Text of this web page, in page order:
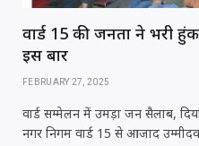
वार्ड 15 की जनता ने भरी
इस बार
FEBRUARY 27, 2025
वार्ड सम्मेलन में उमड़ा जन सैलाब,
नगर निगम वार्ड 15 से आजाद